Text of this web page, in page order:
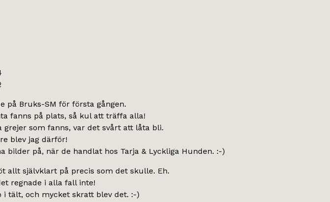
på Bruks-SM för första gången.
fanns på plats, så kul att träffa alla!
som fanns, var det svårt att låta bli.
blev jag därför!
på, när de handlat hos Tarja & Lyckliga Hunden. :-)
allt självklart på precis som det skulle. Eh.
regnade i alla fall inte!
tält, och mycket skratt blev det. :-)